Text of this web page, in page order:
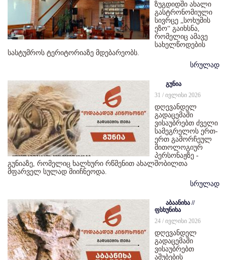
ზუგდიდში ახალი
გასტრონომიული
სივრცე „სოხუმის
ეზო“ გაიხსნა,
რომელიც ამავე
სახელწოდების
სასტუმროს ტერიტორიაზე მდებარეობს.
სრულად
გუნია
31 / ივლისი 2026
დღევანდელ
გადაცემაში
ვისაუბრებთ ძველი
სამეგრელოს ერთ-
ერთ გამორჩეულ
მითოლოგიურ
პერსონაჟზე -
გუნიაზე, რომელიც ხალხური რწმენით ახალშობილთა
მფარველ სულად მიიჩნეოდა.
სრულად
აბაანიხა //
ფსხუნიხა
24 / ივლისი 2026
დღევანდელ
გადაცემაში
ვისაუბრებთ
აშუბების